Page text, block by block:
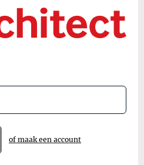
of maak een account